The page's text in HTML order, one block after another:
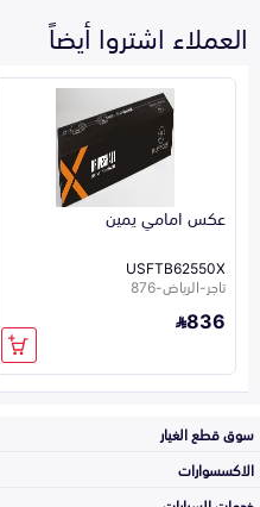
العملاء اشتروا أيضاً
عكس امامي يمين
USFTB62550X
تاجر-الرياض-876
836
سوق قطع الغيار
الاكسسوارات